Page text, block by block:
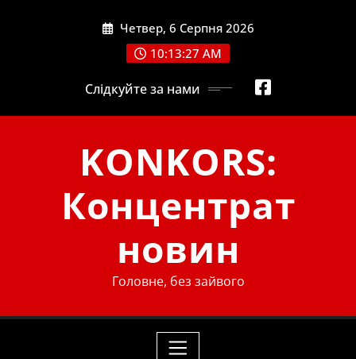
Четвер, 6 Серпня 2026
10:13:28 AM
Слідкуйте за нами
KONKORS:
Концентрат
новин
Головне, без зайвого